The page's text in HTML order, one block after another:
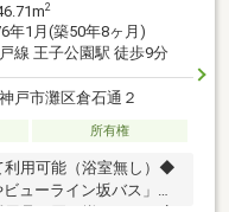
2
年1月(築50年8ヶ月)
線 王子公園駅 徒歩9分
戸市灘区倉石通２
所有権
用可能（浴室無し）◆
ューライン坂バス」が